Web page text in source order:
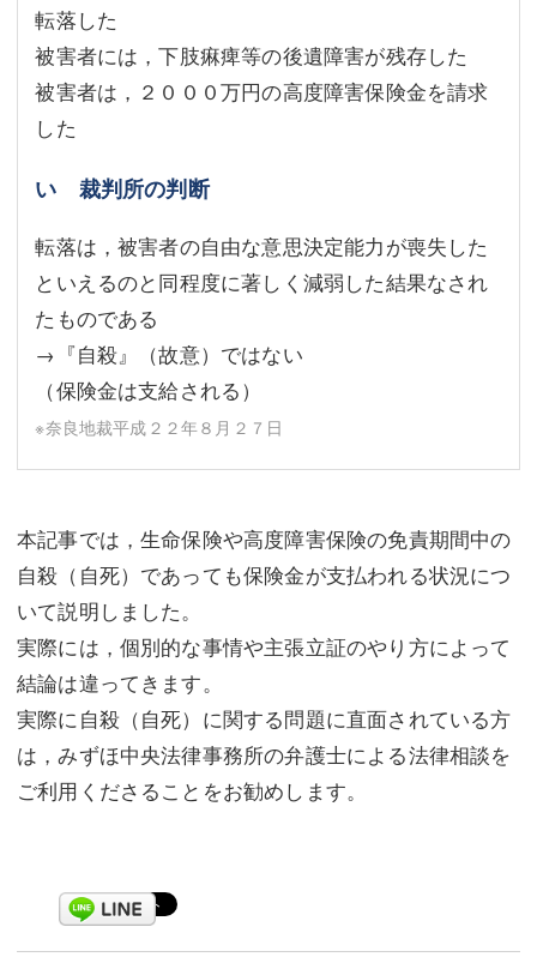
転落した
被害者には，下肢痳痺等の後遺障害が残存した
被害者は，２０００万円の高度障害保険金を請求
した
い 裁判所の判断
転落は，被害者の自由な意思決定能力が喪失した
といえるのと同程度に著しく減弱した結果なされ
たものである
→『自殺』（故意）ではない
（保険金は支給される）
※奈良地裁平成２２年８月２７日
本記事では，生命保険や高度障害保険の免責期間中の
自殺（自死）であっても保険金が支払われる状況につ
いて説明しました。
実際には，個別的な事情や主張立証のやり方によって
結論は違ってきます。
実際に自殺（自死）に関する問題に直面されている方
は，みずほ中央法律事務所の弁護士による法律相談を
ご利用くださることをお勧めします。